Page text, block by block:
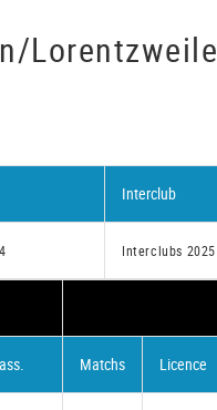
Interclub
Interclubs
Matchs Licence